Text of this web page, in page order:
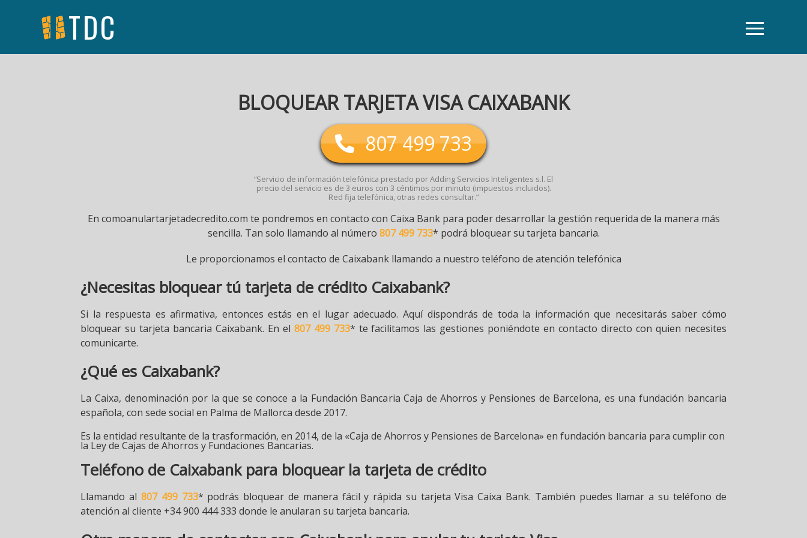
TDC
BLOQUEAR TARJETA VISA CAIXABANK
807 499 733
“Servicio de información telefónica prestado por Adding Servicios Inteligentes s.l. El
precio del servicio es de 3 euros con 3 céntimos por minuto (impuestos incluidos).
Red fija telefónica, otras redes consultar.”
En comoanulartarjetadecredito.com te pondremos en contacto con Caixa Bank para poder desarrollar la gestión requerida de la manera más
sencilla. Tan solo llamando al número 807 499 733* podrá bloquear su tarjeta bancaria.
Le proporcionamos el contacto de Caixabank llamando a nuestro teléfono de atención telefónica
¿Necesitas bloquear tú tarjeta de crédito Caixabank?
Si la respuesta es afirmativa, entonces estás en el lugar adecuado. Aquí dispondrás de toda la información que necesitarás saber cómo
bloquear su tarjeta bancaria Caixabank. En el 807 499 733* te facilitamos las gestiones poniéndote en contacto directo con quien necesites
comunicarte.
¿Qué es Caixabank?
La Caixa, denominación por la que se conoce a la Fundación Bancaria Caja de Ahorros y Pensiones de Barcelona, es una fundación bancaria
española, con sede social en Palma de Mallorca desde 2017.
Es la entidad resultante de la trasformación, en 2014, de la «Caja de Ahorros y Pensiones de Barcelona» en fundación bancaria para cumplir con
la Ley de Cajas de Ahorros y Fundaciones Bancarias.
Teléfono de Caixabank para bloquear la tarjeta de crédito
Llamando al 807 499 733* podrás bloquear de manera fácil y rápida su tarjeta Visa Caixa Bank. También puedes llamar a su teléfono de
atención al cliente +34 900 444 333 donde le anularan su tarjeta bancaria.